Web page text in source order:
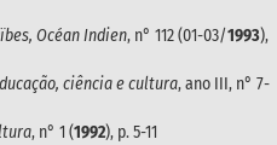
Océan Indien, n° 112 (01-03/1993),
ciência e cultura, ano III, n° 7-
, n° 1 (1992), p. 5-11